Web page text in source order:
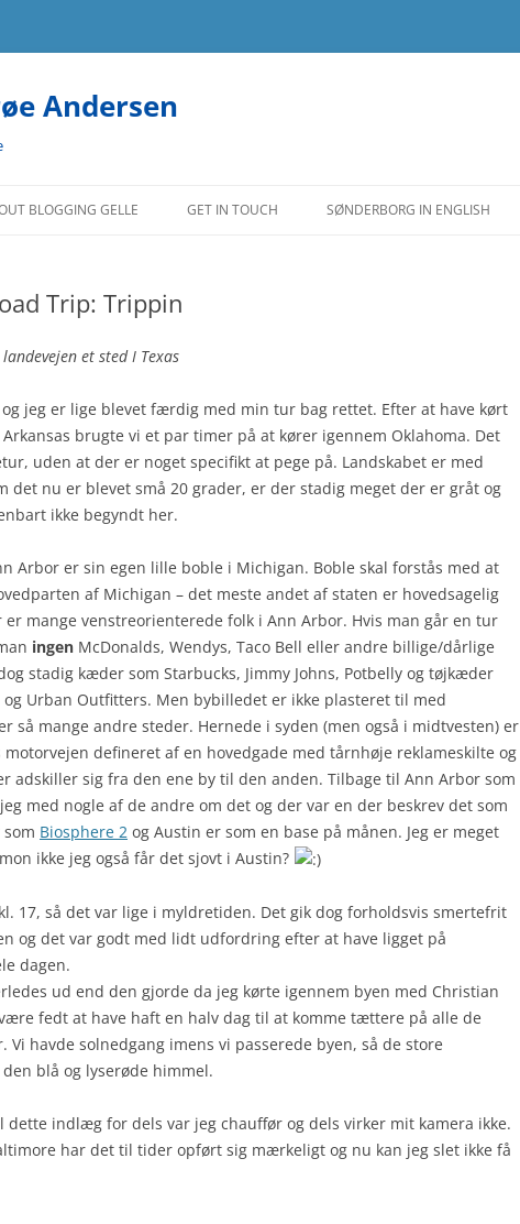
Andersen
BLOGGING GELLE GET IN TOUCH SØNDERBORG IN ENGLISH
Trip: Trippin
et sted I Texas
jeg er lige blevet færdig med min tur bag rettet. Efter at have kørt
brugte vi et par timer på at kører igennem Oklahoma. Det
uden at der er noget specifikt at pege på. Landskabet er med
det nu er blevet små 20 grader, er der stadig meget der er gråt og
ikke begyndt her.
Arbor er sin egen lille boble i Michigan. Boble skal forstås med at
af Michigan – det meste andet af staten er hovedsagelig
mange venstreorienterede folk i Ann Arbor. Hvis man går en tur
ingen McDonalds, Wendys, Taco Bell eller andre billige/dårlige
stadig kæder som Starbucks, Jimmy Johns, Potbelly og tøjkæder
Urban Outfitters. Men bybilledet er ikke plasteret til med
så mange andre steder. Hernede i syden (men også i midtvesten) er
motorvejen defineret af en hovedgade med tårnhøje reklameskilte og
adskiller sig fra den ene by til den anden. Tilbage til Ann Arbor som
med nogle af de andre om det og der var en der beskrev det som
Biosphere 2 og Austin er som en base på månen. Jeg er meget
ikke jeg også får det sjovt i Austin?
17, så det var lige i myldretiden. Det gik dog forholdsvis smertefrit
og det var godt med lidt udfordring efter at have ligget på
dagen.
ud end den gjorde da jeg kørte igennem byen med Christian
fedt at have haft en halv dag til at komme tættere på alle de
Vi havde solnedgang imens vi passerede byen, så de store
blå og lyserøde himmel.
indlæg for dels var jeg chauffør og dels virker mit kamera ikke.
har det til tider opført sig mærkeligt og nu kan jeg slet ikke få